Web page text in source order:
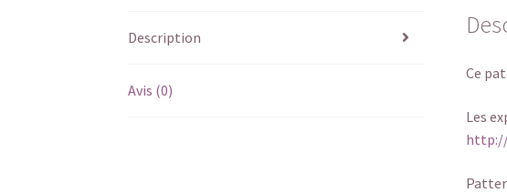
Description
Avis (0)
Ce
Les